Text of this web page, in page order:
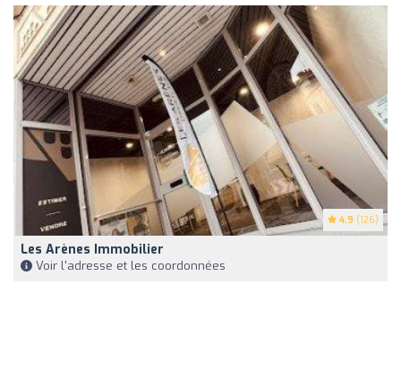
4.9 (126)
Les Arènes Immobilier
Voir l'adresse et les coordonnées